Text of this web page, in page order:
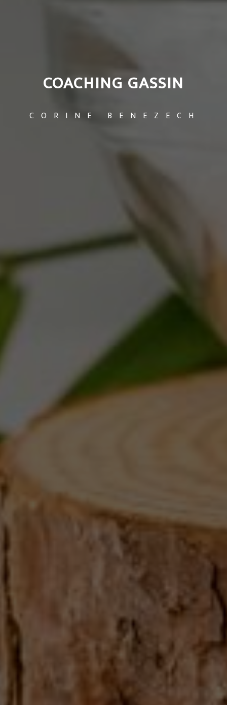
COACHING GASSIN
CORINE BENEZECH